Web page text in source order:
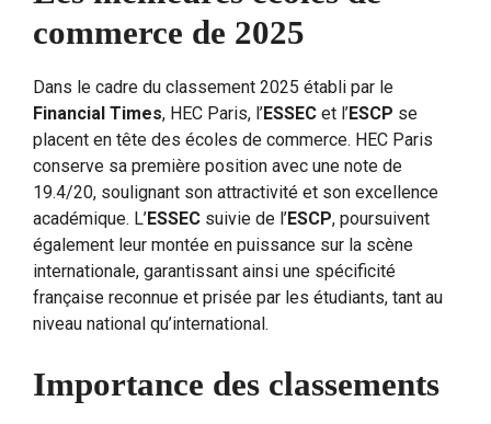
commerce de 2025
Dans le cadre du classement 2025 établi par le
Financial Times, HEC Paris, l’ESSEC et l’ESCP se
placent en tête des écoles de commerce. HEC Paris
conserve sa première position avec une note de
19.4/20, soulignant son attractivité et son excellence
académique. L’ESSEC suivie de l’ESCP, poursuivent
également leur montée en puissance sur la scène
internationale, garantissant ainsi une spécificité
française reconnue et prisée par les étudiants, tant au
niveau national qu’international.
Importance des classements